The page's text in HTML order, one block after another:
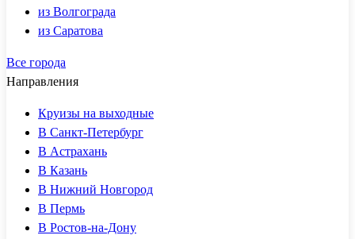
из Волгограда
из Саратова
Все города
Направления
Круизы на выходные
В Санкт-Петербург
В Астрахань
В Казань
В Нижний Новгород
В Пермь
В Ростов-на-Дону